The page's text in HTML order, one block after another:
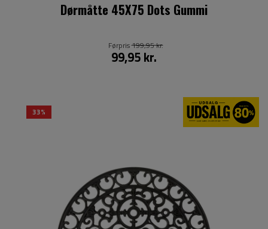
Dørmåtte 45X75 Dots Gummi
99,95 kr.
Førpris199,95 kr.
33%